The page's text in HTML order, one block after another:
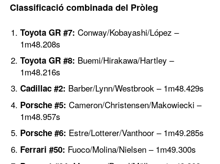
Classificació combinada del Pròleg
Toyota GR #7: Conway/Kobayashi/López –
1m48.208s
Toyota GR #8: Buemi/Hirakawa/Hartley –
1m48.216s
Cadillac #2: Barber/Lynn/Westbrook – 1m48.429s
Porsche #5: Cameron/Christensen/Makowiecki –
1m48.957s
Porsche #6: Estre/Lotterer/Vanthoor – 1m49.285s
Ferrari #50: Fuoco/Molina/Nielsen – 1m49.300s